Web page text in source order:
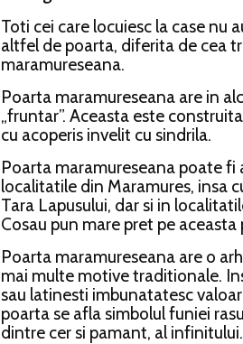
Toti cei care locuiesc la case nu
altfel de poarta, diferita de cea
maramureseana.
Poarta maramureseana are in
„fruntar”. Aceasta este
cu acoperis invelit cu sindrila.
Poarta maramureseana poate
localitatile din Maramures, insa
Tara Lapusului, dar si in
Cosau pun mare pret pe aceasta
Poarta maramureseana are o
mai multe motive traditionale.
sau latinesti imbunatatesc
poarta se afla simbolul funiei
dintre cer si pamant, al infinitului.